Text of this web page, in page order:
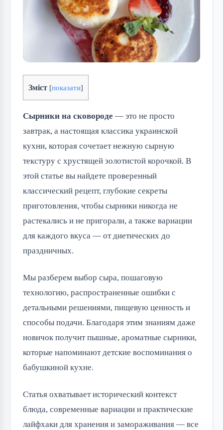
Зміст [показати]
Сырники на сковороде — это не просто
завтрак, а настоящая классика украинской
кухни, которая сочетает нежную сырную
текстуру с хрустящей золотистой корочкой. В
этой статье вы найдете проверенный
классический рецепт, глубокие секреты
приготовления, чтобы сырники никогда не
растекались и не пригорали, а также вариации
для каждого вкуса — от диетических до
праздничных.
Мы разберем выбор сыра, пошаговую
технологию, распространенные ошибки с
детальными решениями, пищевую ценность и
способы подачи. Благодаря этим знаниям даже
новичок получит пышные, ароматные сырники,
которые напоминают детские воспоминания о
бабушкиной кухне.
Статья охватывает исторический контекст
блюда, современные вариации и практические
лайфхаки для хранения и замораживания — все